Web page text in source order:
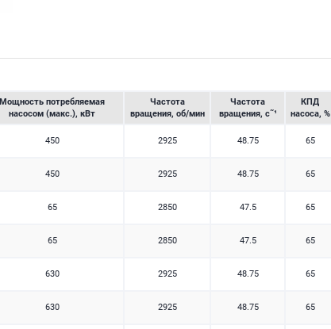
Мощность потребляемая
насосом (макс.), кВт
Частота
вращения, об/мин
Частота
вращения, c˜¹
КПД
насоса, %
450 2925 48.75 65
450 2925 48.75 65
65 2850 47.5 65
65 2850 47.5 65
630 2925 48.75 65
630 2925 48.75 65